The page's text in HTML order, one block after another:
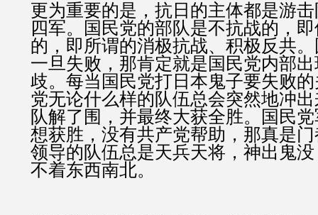
更为重要的是，抗日的主体都是游
四军。国民党的部队是不抗战的，
的，即所谓的消极抗战、积极反共
一旦失败，那肯定就是国民党内部
歧。每当国民党打日本鬼子要失败
党无论什么样的队伍总会突然地冲
队解了围，并最终大获全胜。国民
想获胜，没有共产党帮助，那真是
领导的队伍总是天兵天将，神出鬼
不着东西南北。